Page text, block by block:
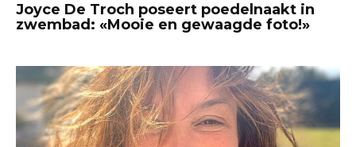
Joyce De Troch poseert poedelnaakt in
zwembad: «Mooie en gewaagde foto!»